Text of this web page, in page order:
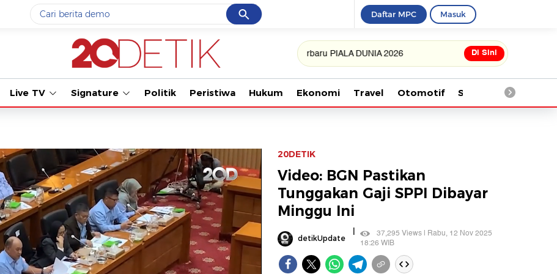
Cancel
Yang sedang ramai dicari
data live draw sgp
#3prabowo
#5demo
Promoted
Terakhir yang dicari
Loading...
Daftar MPC Masuk
Tonton kabar terbaru PIALA DUNIA 2026 Di Sini
Live TV Signature Politik Peristiwa Hukum Ekonomi Travel Otomotif Saintek
20DETIK
Video: BGN Pastikan
Tunggakan Gaji SPPI Dibayar
Minggu Ini
detikUpdate |
37,295 Views | Rabu, 12 Nov 2025
18:26 WIB